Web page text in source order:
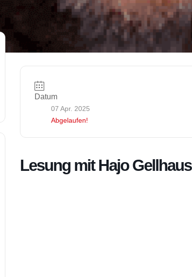
Datum
07 Apr. 2025
Abgelaufen!
Lesung mit Hajo Gellhaus